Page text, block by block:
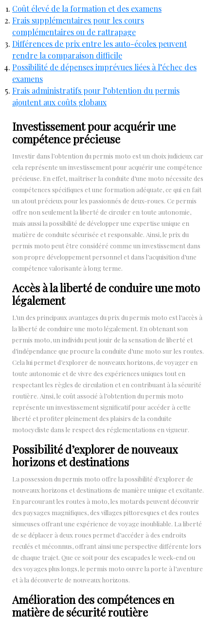
Coût élevé de la formation et des examens
Frais supplémentaires pour les cours
complémentaires ou de rattrapage
Différences de prix entre les auto-écoles peuvent
rendre la comparaison difficile
Possibilité de dépenses imprévues liées à l’échec des
examens
Frais administratifs pour l’obtention du permis
ajoutent aux coûts globaux
Investissement pour acquérir une
compétence précieuse
Investir dans l’obtention du permis moto est un choix judicieux car
cela représente un investissement pour acquérir une compétence
précieuse. En effet, maîtriser la conduite d’une moto nécessite des
compétences spécifiques et une formation adéquate, ce qui en fait
un atout précieux pour les passionnés de deux-roues. Ce permis
offre non seulement la liberté de circuler en toute autonomie,
mais aussi la possibilité de développer une expertise unique en
matière de conduite sécurisée et responsable. Ainsi, le prix du
permis moto peut être considéré comme un investissement dans
son propre développement personnel et dans l’acquisition d’une
compétence valorisante à long terme.
Accès à la liberté de conduire une moto
légalement
L’un des principaux avantages du prix du permis moto est l’accès à
la liberté de conduire une moto légalement. En obtenant son
permis moto, un individu peut jouir de la sensation de liberté et
d’indépendance que procure la conduite d’une moto sur les routes.
Cela lui permet d’explorer de nouveaux horizons, de voyager en
toute autonomie et de vivre des expériences uniques tout en
respectant les règles de circulation et en contribuant à la sécurité
routière. Ainsi, le coût associé à l’obtention du permis moto
représente un investissement significatif pour accéder à cette
liberté et profiter pleinement des plaisirs de la conduite
motocycliste dans le respect des réglementations en vigueur.
Possibilité d’explorer de nouveaux
horizons et destinations
La possession du permis moto offre la possibilité d’explorer de
nouveaux horizons et destinations de manière unique et excitante.
En parcourant les routes à moto, les motards peuvent découvrir
des paysages magnifiques, des villages pittoresques et des routes
sinueuses offrant une expérience de voyage inoubliable. La liberté
de se déplacer à deux roues permet d’accéder à des endroits
reculés et méconnus, offrant ainsi une perspective différente lors
de chaque trajet. Que ce soit pour des escapades le week-end ou
des voyages plus longs, le permis moto ouvre la porte à l’aventure
et à la découverte de nouveaux horizons.
Amélioration des compétences en
matière de sécurité routière